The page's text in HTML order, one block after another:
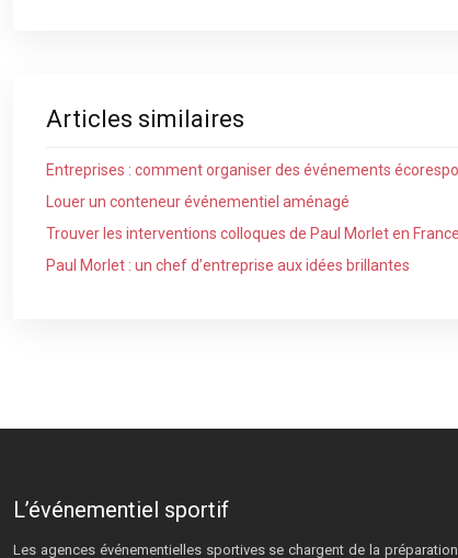
Articles similaires
Entreprises : comment organiser des événements
Louer un conteneur événementiel aménagé
Trouver les interventions colloques de Paul Morlet en France
Paul Morlet : un chef d’entreprise aux idées brillantes
L’événementiel sportif
Les agences événementielles sportives se chargent de la